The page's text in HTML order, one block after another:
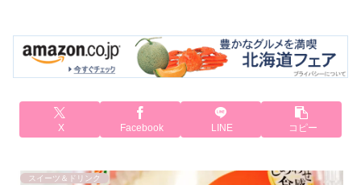
X Facebook LINE コピー
スイーツ＆ドリンク